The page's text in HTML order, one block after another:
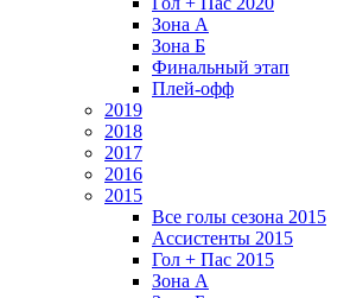
Зона А
Зона Б
Финальный этап
Плей-офф
2019
2018
2017
2016
2015
Все голы сезона 2015
Ассистенты 2015
Гол + Пас 2015
Зона А